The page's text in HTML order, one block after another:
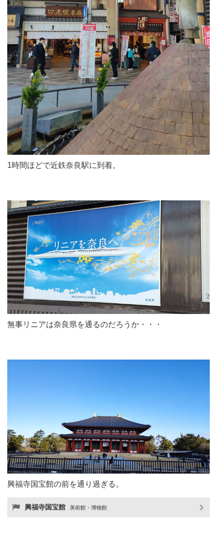
1時間ほどで近鉄奈良駅に到着。
無事リニアは奈良県を通るのだろうか・・・
興福寺国宝館の前を通り過ぎる。
興福寺国宝館 美術館・博物館